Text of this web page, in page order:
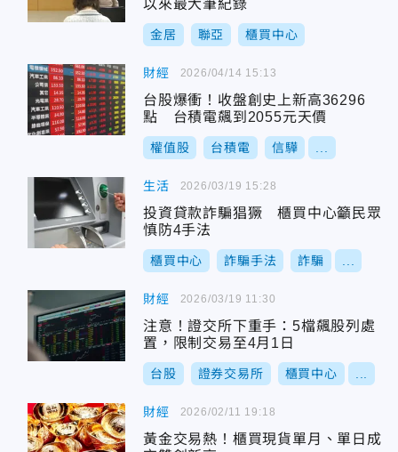
以來最大筆紀錄
金居 聯亞 櫃買中心
財經
台股爆衝！收盤創史上新高36296
點 台積電飆到2055元天價
權值股 台積電 信驊
2026/04/14 15:13
生活
投資貸款詐騙猖獗 櫃買中心籲民眾
慎防4手法
櫃買中心 詐騙手法 詐騙
2026/03/19 15:28
財經
注意！證交所下重手：5檔飆股列處
置，限制交易至4月1日
台股 證券交易所 櫃買中心
2026/03/19 11:30
財經
黃金交易熱！櫃買現貨單月、單日成
2026/02/11 19:18